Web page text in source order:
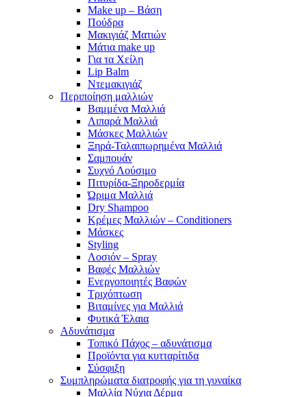
Make up – Βάση
Πούδρα
Μακιγιάζ Ματιών
Μάτια make up
Για τα Χείλη
Lip Balm
Ντεμακιγιάζ
Περιποίηση μαλλιών
Βαμμένα Μαλλιά
Λιπαρά Μαλλιά
Μάσκες Μαλλιών
Ξηρά-Ταλαιπωρημένα Μαλλιά
Σαμπουάν
Συχνό Λούσιμο
Πιτυρίδα-Ξηροδερμία
Ώριμα Μαλλιά
Dry Shampoo
Κρέμες Μαλλιών – Conditioners
Μάσκες
Styling
Λοσιόν – Spray
Βαφές Μαλλιών
Ενεργοποιητές Βαφών
Τριχόπτωση
Βιταμίνες για Μαλλιά
Φυτικά Έλαια
Αδυνάτισμα
Τοπικό Πάχος – αδυνάτισμα
Προϊόντα για κυτταρίτιδα
Σύσφιξη
Συμπληρώματα διατροφής για τη γυναίκα
Μαλλία Νύχια Δέρμα